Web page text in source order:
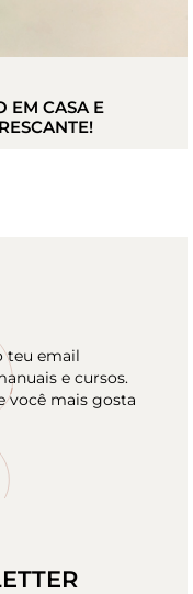
EM CASA E
teu email
e cursos.
você mais gosta